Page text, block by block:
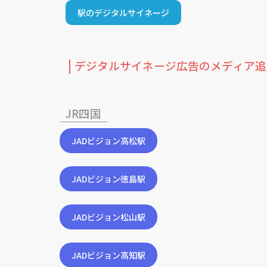
駅のデジタルサイネージ
デジタルサイネージ広告のメディア
JR四国
JADビジョン高松駅
JADビジョン徳島駅
JADビジョン松山駅
JADビジョン高知駅